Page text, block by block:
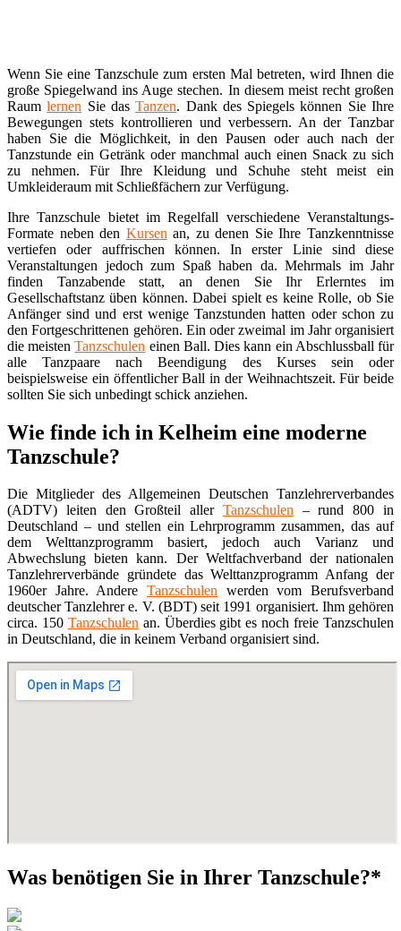
Wenn Sie eine Tanzschule zum ersten Mal betreten, wird Ihnen die
große Spiegelwand ins Auge stechen. In diesem meist recht großen
Raumlernen Sie dasTanzen. Dank des Spiegels können Sie Ihre
Bewegungen stets kontrollieren und verbessern. An der Tanzbar
haben Sie die Möglichkeit, in den Pausen oder auch nach der
Tanzstunde ein Getränk oder manchmal auch einen Snack zu sich
zu nehmen. Für Ihre Kleidung und Schuhe steht meist ein
Umkleideraum mit Schließfächern zur Verfügung.
Ihre Tanzschule bietet im Regelfall verschiedene Veranstaltungs-
Formate neben den Kursen an, zu denen Sie Ihre Tanzkenntnisse
vertiefen oder auffrischen können. In erster Linie sind diese
Veranstaltungen jedoch zum Spaß haben da. Mehrmals im Jahr
finden Tanzabende statt, an denen Sie Ihr Erlerntes im
Gesellschaftstanz üben können. Dabei spielt es keine Rolle, ob Sie
Anfänger sind und erst wenige Tanzstunden hatten oder schon zu
den Fortgeschrittenen gehören. Ein oder zweimal im Jahr organisiert
die meistenTanzschulen einen Ball. Dies kann ein Abschlussball für
alle Tanzpaare nach Beendigung des Kurses sein oder
beispielsweise ein öffentlicher Ball in der Weihnachtszeit. Für beide
sollten Sie sich unbedingt schick anziehen.
Wie finde ich in Kelheim eine moderne
Tanzschule?
Die Mitglieder des Allgemeinen Deutschen Tanzlehrerverbandes
(ADTV) leiten den Großteil aller Tanzschulen– rund 800 in
Deutschland – und stellen ein Lehrprogramm zusammen, das auf
dem Welttanzprogramm basiert, jedoch auch Varianz und
Abwechslung bieten kann. Der Weltfachverband der nationalen
Tanzlehrerverbände gründete das Welttanzprogramm Anfang der
1960er Jahre. Andere Tanzschulen werden vom Berufsverband
deutscher Tanzlehrer e. V. (BDT) seit 1991 organisiert. Ihm gehören
circa. 150 Tanzschulenan. Überdies gibt es noch freie Tanzschulen
in Deutschland, die in keinem Verband organisiert sind.
Was benötigen Sie in Ihrer Tanzschule?*